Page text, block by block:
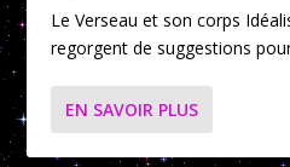
Le Verseau et son corps
regorgent de suggestions
EN SAVOIR PLUS